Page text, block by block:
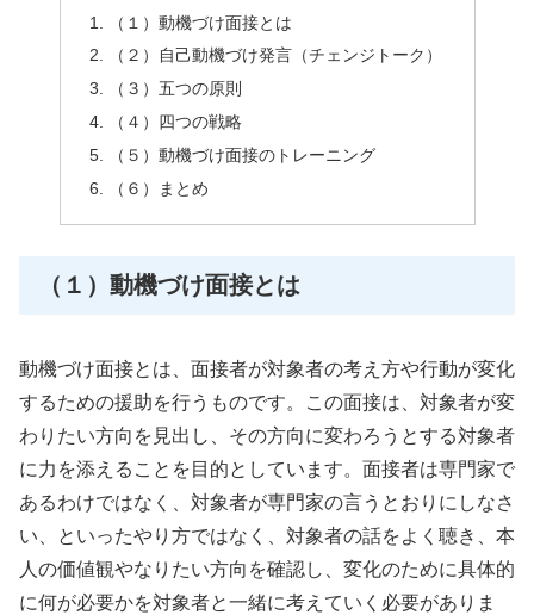
（１）動機づけ面接とは
（２）自己動機づけ発言（チェンジトーク）
（３）五つの原則
（４）四つの戦略
（５）動機づけ面接のトレーニング
（６）まとめ
（１）動機づけ面接とは
動機づけ面接とは、面接者が対象者の考え方や行動が変化
するための援助を行うものです。この面接は、対象者が変
わりたい方向を見出し、その方向に変わろうとする対象者
に力を添えることを目的としています。面接者は専門家で
あるわけではなく、対象者が専門家の言うとおりにしなさ
い、といったやり方ではなく、対象者の話をよく聴き、本
人の価値観やなりたい方向を確認し、変化のために具体的
に何が必要かを対象者と一緒に考えていく必要がありま